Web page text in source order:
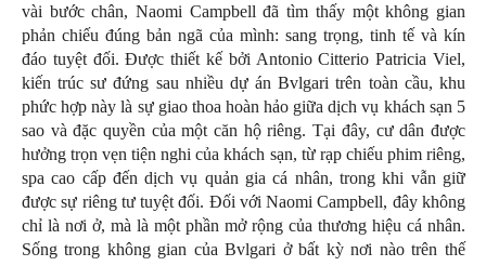
vài bước chân, Naomi Campbell đã tìm thấy một không gian
phản chiếu đúng bản ngã của mình: sang trọng, tinh tế và kín
đáo tuyệt đối. Được thiết kế bởi Antonio Citterio Patricia Viel,
kiến trúc sư đứng sau nhiều dự án Bvlgari trên toàn cầu, khu
phức hợp này là sự giao thoa hoàn hảo giữa dịch vụ khách sạn 5
sao và đặc quyền của một căn hộ riêng. Tại đây, cư dân được
hưởng trọn vẹn tiện nghi của khách sạn, từ rạp chiếu phim riêng,
spa cao cấp đến dịch vụ quản gia cá nhân, trong khi vẫn giữ
được sự riêng tư tuyệt đối. Đối với Naomi Campbell, đây không
chỉ là nơi ở, mà là một phần mở rộng của thương hiệu cá nhân.
Sống trong không gian của Bvlgari ở bất kỳ nơi nào trên thế